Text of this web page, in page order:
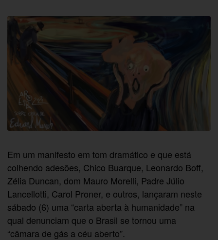
Em um manifesto em tom dramático e que está
colhendo adesões, Chico Buarque, Leonardo Boff,
Zélia Duncan, dom Mauro Morelli, Padre Júlio
Lancellotti, Carol Proner, e outros, lançaram neste
sábado (6) uma “carta aberta à humanidade” na
qual denunciam que o Brasil se tornou uma
“câmara de gás a céu aberto”.